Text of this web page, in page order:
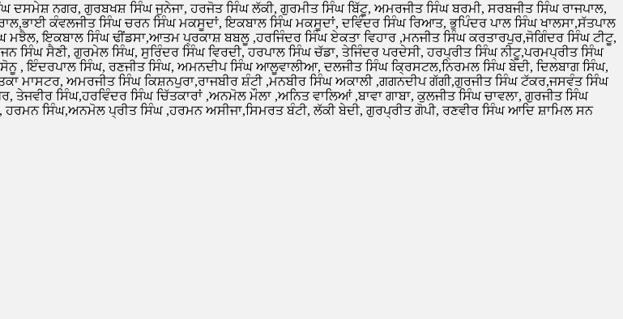
ਨਗਰ, ਗੁਰਬਖਸ਼ ਸਿੰਘ ਜੁਨੇਜਾ, ਹਰਜੋਤ ਸਿੰਘ ਲੱਕੀ, ਗੁਰਮੀਤ ਸਿੰਘ ਬਿੱਟੂ, ਅਮਰਜੀਤ ਸਿੰਘ ਬਰਮੀ, ਸਰਬਜੀਤ ਸਿੰਘ ਰਾਜਪਾਲ,
ਕੰਵਲਜੀਤ ਸਿੰਘ ਚਰਨ ਸਿੰਘ ਮਕਸੂਦਾਂ, ਇਕਬਾਲ ਸਿੰਘ ਮਕਸੂਦਾਂ, ਦਵਿੰਦਰ ਸਿੰਘ ਰਿਆਤ, ਭੁਪਿੰਦਰ ਪਾਲ ਸਿੰਘ ਖਾਲਸਾ,ਸੱਤਪਾਲ
ਇਕਬਾਲ ਸਿੰਘ ਢੀਂਡਸਾ,ਆਤਮ ਪ੍ਰਕਾਸ਼ ਬਬਲੂ ,ਹਰਜਿੰਦਰ ਸਿੰਘ ਏਕਤਾ ਵਿਹਾਰ ,ਮਨਜੀਤ ਸਿੰਘ ਕਰਤਾਰਪੁਰ,ਜੋਗਿੰਦਰ ਸਿੰਘ ਟੀਟੂ,
ਸਿੰਘ ਸੈਣੀ, ਗੁਰਮੇਲ ਸਿੰਘ, ਸੁਰਿੰਦਰ ਸਿੰਘ ਵਿਰਦੀ, ਹਰਪਾਲ ਸਿੰਘ ਚੱਡਾ, ਤੇਜਿੰਦਰ ਪਰਦੇਸੀ, ਹਰਪ੍ਰੀਤ ਸਿੰਘ ਨੀਟੂ,ਪਰਮਪ੍ਰੀਤ ਸਿੰਘ
, ਇੰਦਰਪਾਲ ਸਿੰਘ, ਰਣਜੀਤ ਸਿੰਘ, ਅਮਨਦੀਪ ਸਿੰਘ ਆਲੂਵਾਲੀਆ, ਦਲਜੀਤ ਸਿੰਘ ਕ੍ਰਿਸਟਲ,ਨਿਰਮਲ ਸਿੰਘ ਬੇਦੀ, ਦਿਲਬਾਗ ਸਿੰਘ,
ਮਾਸਟਰ, ਅਮਰਜੀਤ ਸਿੰਘ ਕਿਸ਼ਨਪੁਰਾ,ਰਾਜਬੀਰ ਸ਼ੰਟੀ ,ਮਨਬੀਰ ਸਿੰਘ ਅਕਾਲੀ ,ਗਗਨਦੀਪ ਗੱਗੀ,ਗੁਰਜੀਤ ਸਿੰਘ ਟੱਕਰ,ਜਸਵੰਤ ਸਿੰਘ
ਸਿੰਘ,ਹਰਵਿੰਦਰ ਸਿੰਘ ਚਿੱਤਕਾਰਾਂ ,ਅਨਮੋਲ ਮੌਲਾ ,ਅਨਿਤ ਵਾਲਿਆਂ ,ਬਾਵਾ ਗਾਬਾ, ਕੁਲਜੀਤ ਸਿੰਘ ਚਾਵਲਾ, ਗੁਰਜੀਤ ਸਿੰਘ
ਹਰਮਨ ਸਿੰਘ,ਅਨਮੋਲ ਪ੍ਰੀਤ ਸਿੰਘ ,ਹਰਮਨ ਅਸੀਜਾ,ਸਿਮਰਤ ਬੰਟੀ, ਲੱਕੀ ਬੇਦੀ, ਗੁਰਪ੍ਰੀਤ ਗੋਪੀ, ਰਣਵੀਰ ਸਿੰਘ ਆਦਿ ਸ਼ਾਮਿਲ ਸਨ